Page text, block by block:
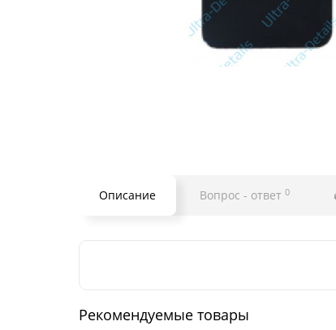
Описание Вопрос - ответ 0
Рекомендуемые товары